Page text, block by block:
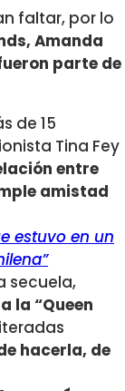
faltar, por lo
Amanda
parte de
de 15
Tina Fey
entre
amistad
estuvo en un
secuela,
la “Queen
hacerla, de